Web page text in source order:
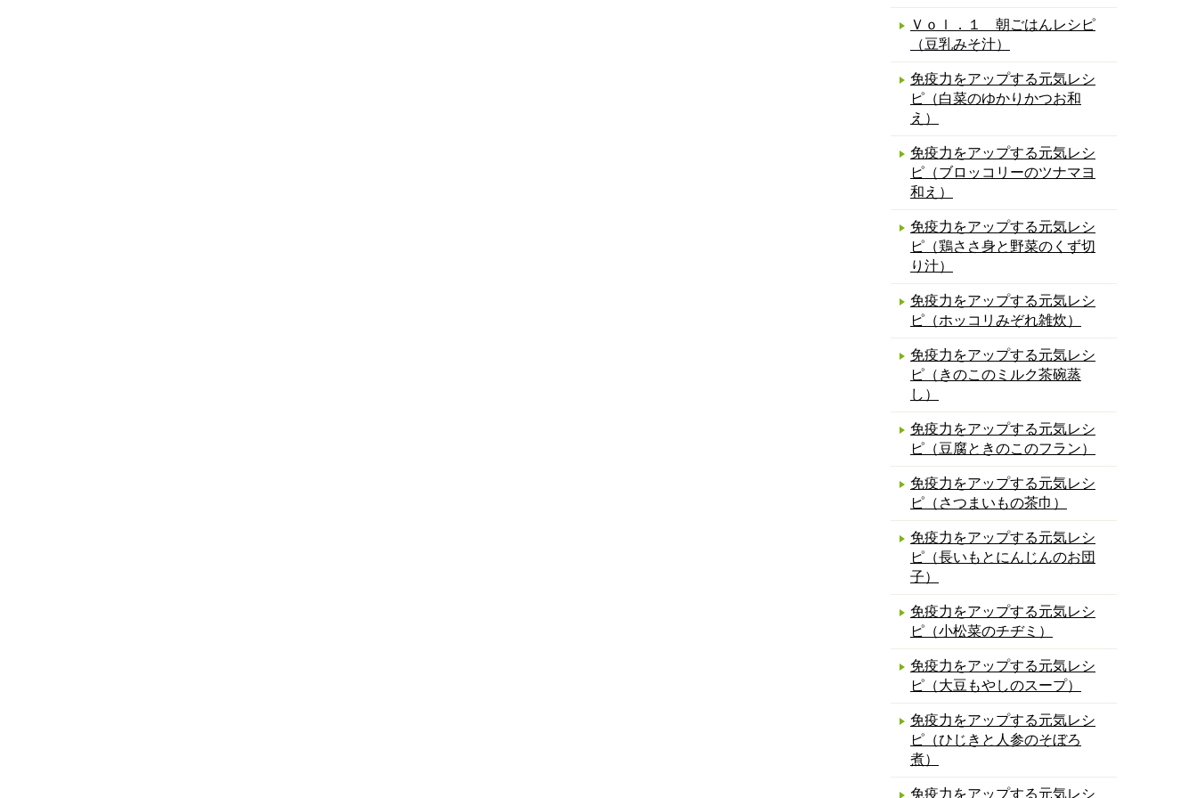
Ｖｏｌ．１ 朝ごはんレシピ
（豆乳みそ汁）
免疫力をアップする元気レシ
ピ（白菜のゆかりかつお和
え）
免疫力をアップする元気レシ
ピ（ブロッコリーのツナマヨ
和え）
免疫力をアップする元気レシ
ピ（鶏ささ身と野菜のくず切
り汁）
免疫力をアップする元気レシ
ピ（ホッコリみぞれ雑炊）
免疫力をアップする元気レシ
ピ（きのこのミルク茶碗蒸
し）
免疫力をアップする元気レシ
ピ（豆腐ときのこのフラン）
免疫力をアップする元気レシ
ピ（さつまいもの茶巾）
免疫力をアップする元気レシ
ピ（長いもとにんじんのお団
子）
免疫力をアップする元気レシ
ピ（小松菜のチヂミ）
免疫力をアップする元気レシ
ピ（大豆もやしのスープ）
免疫力をアップする元気レシ
ピ（ひじきと人参のそぼろ
煮）
免疫力をアップする元気レシ